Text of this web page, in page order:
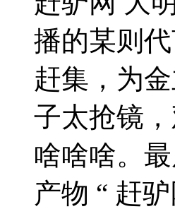
播的某则
赶集，为
子太抢镜
啥啥啥。
产物 “ 赶